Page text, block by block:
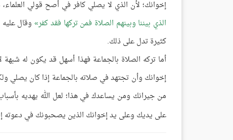
إخوانك؛ لأن الذي لا يصلي كافر في أصح قولي
الذي بيننا وبينهم الصلاة فمن تركها فقد كفر وقال عليه
كثيرة تدل على ذلك.
أما تركه الصلاة بالجماعة فهذا أسهل قد يكون له
إخوانك وأن تجتهد في صلاته بالجماعة إذا كان يصلي
من جيرانك ومن يساعدك في هذا؛ لعل الله يهديه
على يديك وعلى يد إخوانك الذين يصحبونك في دعوته